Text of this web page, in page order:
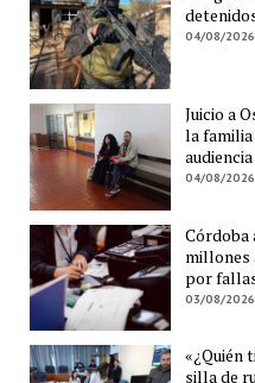
04/08/2026
Juicio a
la familia
audiencia
04/08/2026
Córdoba
millones
por
03/08/2026
«¿Quién
silla de